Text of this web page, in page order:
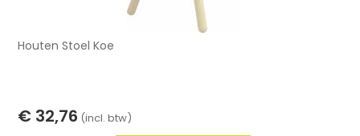
Houten Stoel Koe
€ 32,76 (incl. btw)